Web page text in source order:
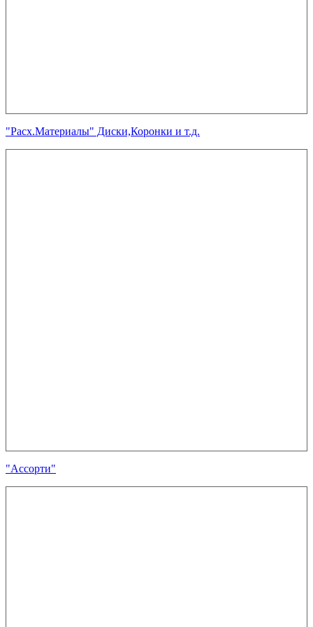
"Расх.Материалы" Диски,Коронки и т.д.
"Ассорти"